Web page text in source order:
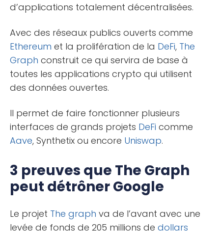
d’applications totalement décentralisées.
Avec des réseaux publics ouverts comme
Ethereum et la prolifération de la DeFi, The
Graph construit ce qui servira de base à
toutes les applications crypto qui utilisent
des données ouvertes.
Il permet de faire fonctionner plusieurs
interfaces de grands projets DeFi comme
Aave, Synthetix ou encore Uniswap.
3 preuves que The Graph
peut détrôner Google
Le projet The graph va de l’avant avec une
levée de fonds de 205 millions de dollars